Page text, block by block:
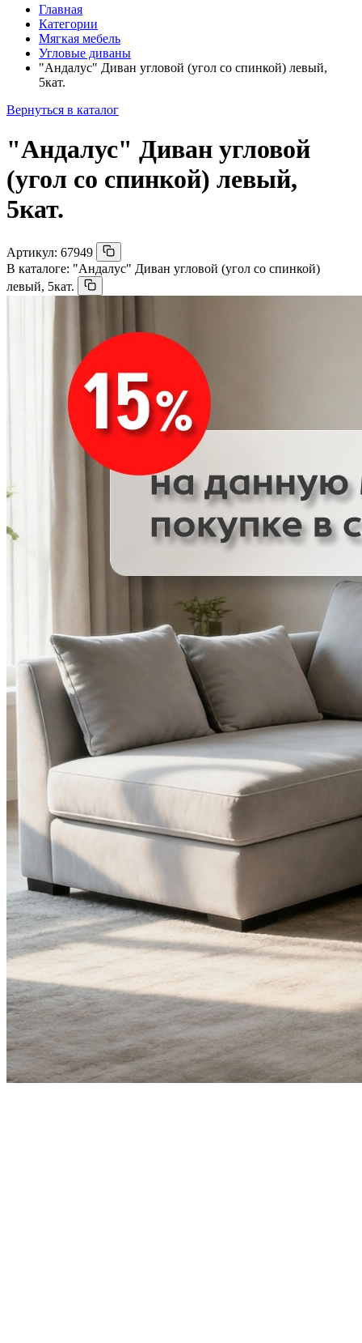
Главная
Категории
Мягкая мебель
Угловые диваны
"Андалус" Диван угловой (угол со спинкой) левый,
5кат.
Вернуться в каталог
"Андалус" Диван угловой
(угол со спинкой) левый,
5кат.
Артикул: 67949
В каталоге: "Андалус" Диван угловой (угол со спинкой)
левый, 5кат.